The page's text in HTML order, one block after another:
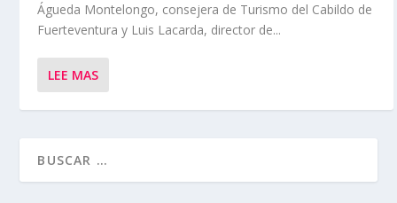
Águeda Montelongo, consejera de Turismo del Cabildo de
Fuerteventura y Luis Lacarda, director de...
LEE MAS